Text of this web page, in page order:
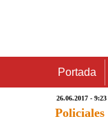
Portada
26.06.2017 - 9:23
Policiales